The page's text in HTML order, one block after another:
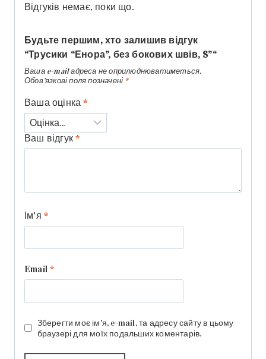
Відгуків немає, поки що.
Будьте першим, хто залишив відгук
“Трусики “Енора”, без бокових швів, S”“
Ваша e-mail адреса не оприлюднюватиметься.
Обов’язкові поля позначені *
Ваша оцінка*
Ваш відгук*
Ім'я *
Email*
Зберегти моє ім'я, e-mail, та адресу сайту в цьому
браузері для моїх подальших коментарів.